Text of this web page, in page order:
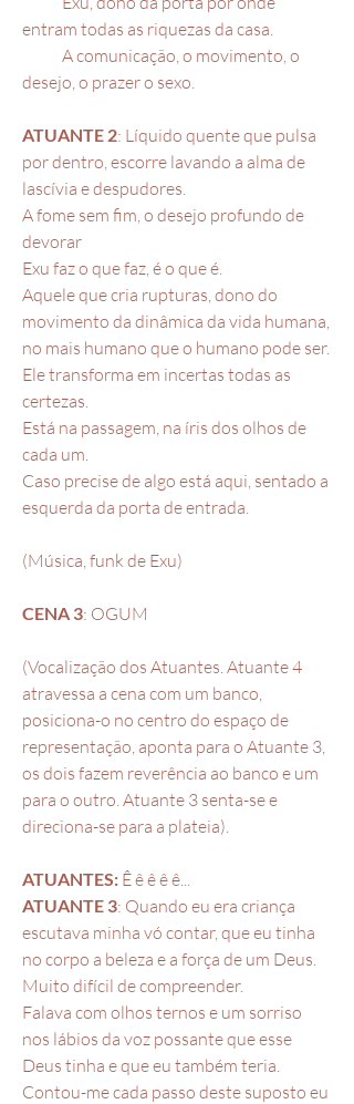
entram todas as riquezas da casa.
A comunicação, o movimento, o
desejo, o prazer o sexo.
ATUANTE 2: Líquido quente que pulsa
por dentro, escorre lavando a alma de
lascívia e despudores.
A fome sem fim, o desejo profundo de
devorar
Exu faz o que faz, é o que é.
Aquele que cria rupturas, dono do
movimento da dinâmica da vida humana,
no mais humano que o humano pode ser.
Ele transforma em incertas todas as
certezas.
Está na passagem, na íris dos olhos de
cada um.
Caso precise de algo está aqui, sentado a
esquerda da porta de entrada.
(Música, funk de Exu)
CENA 3: OGUM
(Vocalização dos Atuantes. Atuante 4
atravessa a cena com um banco,
posiciona-o no centro do espaço de
representação, aponta para o Atuante 3,
os dois fazem reverência ao banco e um
para o outro. Atuante 3 senta-se e
direciona-se para a plateia).
ATUANTES: Ê ê ê ê ê...
ATUANTE 3: Quando eu era criança
escutava minha vó contar, que eu tinha
no corpo a beleza e a força de um Deus.
Muito difícil de compreender.
Falava com olhos ternos e um sorriso
nos lábios da voz possante que esse
Deus tinha e que eu também teria.
Contou-me cada passo deste suposto eu